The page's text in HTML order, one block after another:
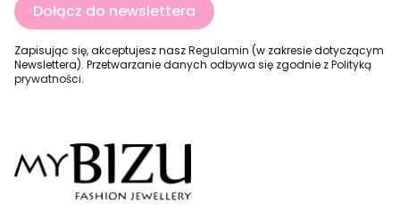
Dołącz do newslettera
Zapisując się, akceptujesz naszRegulamin (w zakresie dotyczącym
Newslettera). Przetwarzanie danych odbywa się zgodnie zPolityką
prywatności.